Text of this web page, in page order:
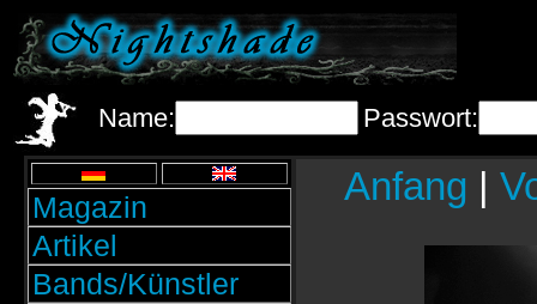
Name: Passwort:
Magazin
Artikel
Bands/Künstler
Anfang |